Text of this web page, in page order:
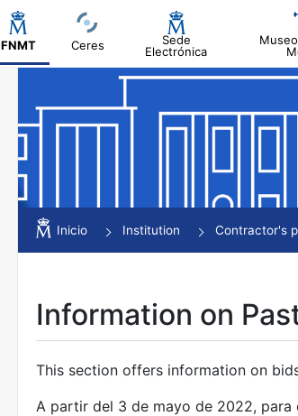
FNMT Ceres
Sede
Electrónica
Show/Hide
Inicio Institution Contractor's
Information on
This section offers information on
A partir del 3 de mayo de 2022,